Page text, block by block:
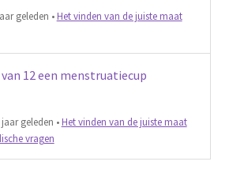
geleden •Het vinden van de juiste maat
12 een menstruatiecup
geleden •Het vinden van de juiste maat
vragen